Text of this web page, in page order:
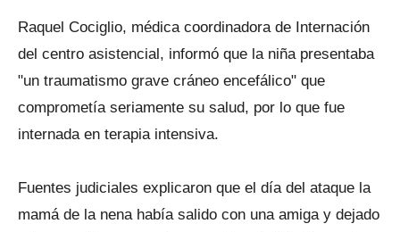
Raquel Cociglio, médica coordinadora de Internación
del centro asistencial, informó que la niña presentaba
"un traumatismo grave cráneo encefálico" que
comprometía seriamente su salud, por lo que fue
internada en terapia intensiva.
Fuentes judiciales explicaron que el día del ataque la
mamá de la nena había salido con una amiga y dejado